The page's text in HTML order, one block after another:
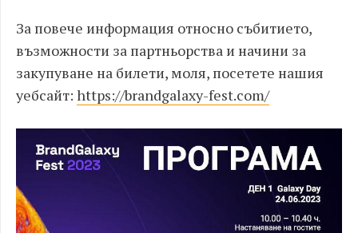
За повече информация относно събитието,
възможности за партньорства и начини за
закупуване на билети, моля, посетете нашия
уебсайт: https://brandgalaxy-fest.com/